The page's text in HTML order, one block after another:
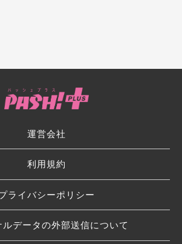
運営会社
利用規約
ライバシーポリシー
ルデータの外部送信について